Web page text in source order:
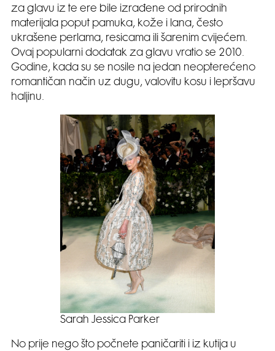
za glavu iz te ere bile izrađene od prirodnih
materijala poput pamuka, kože i lana, često
ukrašene perlama, resicama ili šarenim cvijećem.
Ovaj popularni dodatak za glavu vratio se 2010.
Godine, kada su se nosile na jedan neopterećeno
romantičan način uz dugu, valovitu kosu i lepršavu
haljinu.
Sarah Jessica Parker
No prije nego što počnete paničariti i iz kutija u